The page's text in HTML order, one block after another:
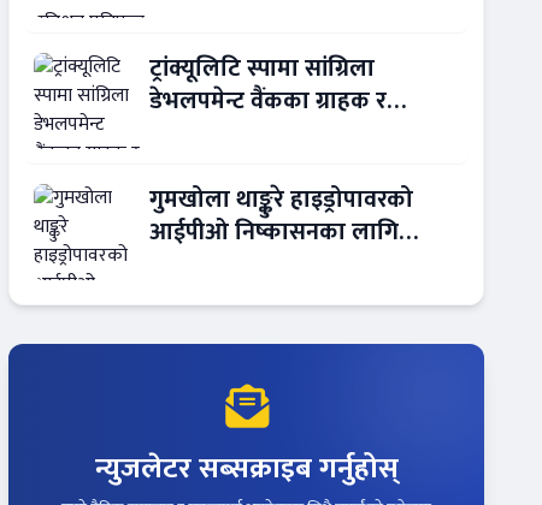
ट्रांक्यूलिटि स्पामा सांग्रिला
डेभलपमेन्ट वैंकका ग्राहक र
गुमखोला थाङ्कुरे हाइड्रोपावरको
आईपीओ निष्कासनका लागि
न्युजलेटर सब्सक्राइब गर्नुहोस्